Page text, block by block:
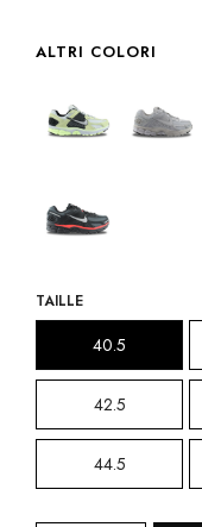
ALTRI COLORI
TAILLE
40.5
42.5
44.5